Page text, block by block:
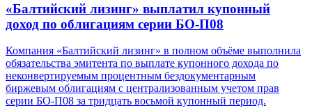
«Балтийский лизинг» выплатил купонный
доход по облигациям серии БО-П08
Компания «Балтийский лизинг» в полном объёме выполнила
обязательства эмитента по выплате купонного дохода по
неконвертируемым процентным бездокументарным
биржевым облигациям с централизованным учетом прав
серии БО-П08 за тридцать восьмой купонный период.